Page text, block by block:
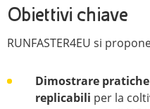
Obiettivi chiave
RUNFASTER4EU si
Dimostrare
replicabili per la